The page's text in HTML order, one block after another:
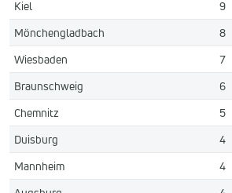
Kiel
9
Mönchengladbach
8
Wiesbaden
7
Braunschweig
6
Chemnitz
5
Duisburg
4
Mannheim
4